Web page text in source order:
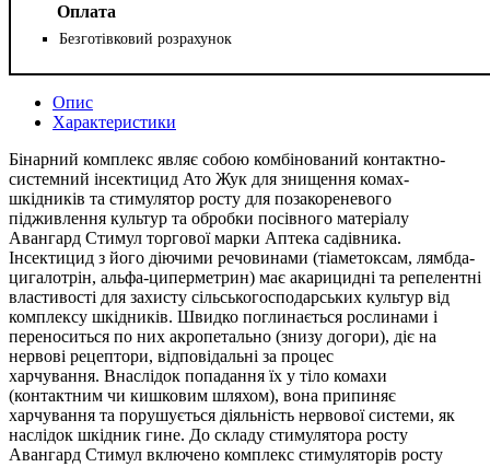
Оплата
Безготівковий розрахунок
Опис
Характеристики
Бінарний комплекс являє собою комбінований контактно-
системний інсектицид Ато Жук для знищення комах-
шкідників та стимулятор росту для позакореневого
підживлення культур та обробки посівного матеріалу
Авангард Стимул торгової марки Аптека садівника.
Інсектицид з його діючими речовинами (тіаметоксам, лямбда-
цигалотрін, альфа-циперметрин) має акарицидні та репелентні
властивості для захисту сільськогосподарських культур від
комплексу шкідників. Швидко поглинається рослинами і
переноситься по них акропетально (знизу догори), діє на
нервові рецептори, відповідальні за процес
харчування. Внаслідок попадання їх у тіло комахи
(контактним чи кишковим шляхом), вона припиняє
харчування та порушується діяльність нервової системи, як
наслідок шкідник гине. До складу стимулятора росту
Авангард Стимул включено комплекс стимуляторів росту